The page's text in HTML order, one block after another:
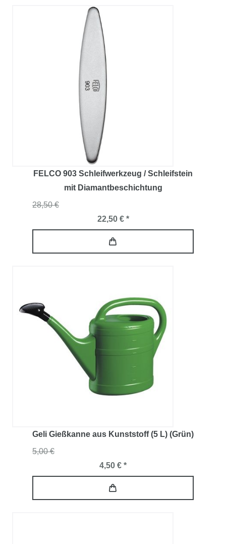
FELCO 903 Schleifwerkzeug / Schleifstein
mit Diamantbeschichtung
28,50 €
22,50 € *
Geli Gießkanne aus Kunststoff (5 L) (Grün)
5,00 €
4,50 € *